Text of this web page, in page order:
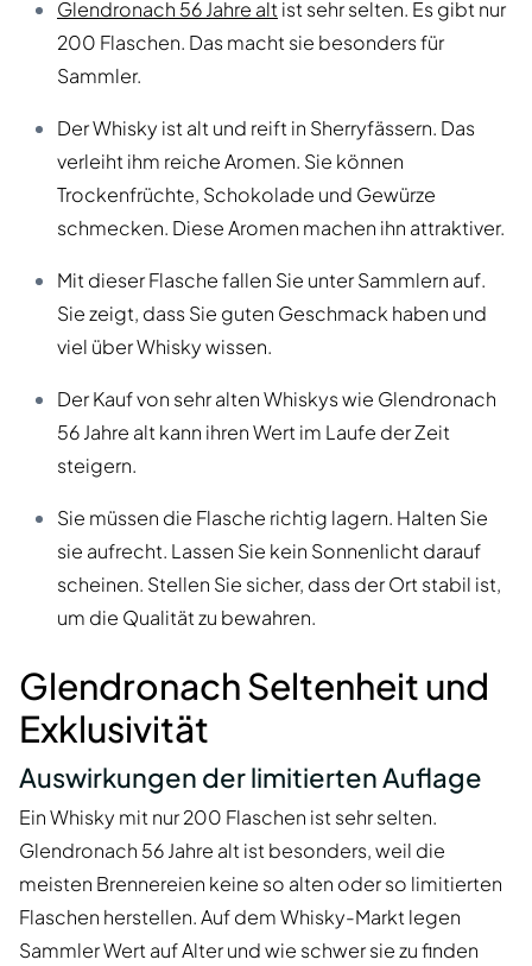
Glendronach 56 Jahre altist sehr selten. Es gibt nur
200 Flaschen. Das macht sie besonders für
Sammler.
Der Whisky ist alt und reift in Sherryfässern. Das
verleiht ihm reiche Aromen. Sie können
Trockenfrüchte, Schokolade und Gewürze
schmecken. Diese Aromen machen ihn attraktiver.
Mit dieser Flasche fallen Sie unter Sammlern auf.
Sie zeigt, dass Sie guten Geschmack haben und
viel über Whisky wissen.
Der Kauf von sehr alten Whiskys wie Glendronach
56 Jahre alt kann ihren Wert im Laufe der Zeit
steigern.
Sie müssen die Flasche richtig lagern. Halten Sie
sie aufrecht. Lassen Sie kein Sonnenlicht darauf
scheinen. Stellen Sie sicher, dass der Ort stabil ist,
um die Qualität zu bewahren.
Glendronach Seltenheit und
Exklusivität
Auswirkungen der limitierten Auflage
Ein Whisky mit nur 200 Flaschen ist sehr selten.
Glendronach 56 Jahre alt ist besonders, weil die
meisten Brennereien keine so alten oder so limitierten
Flaschen herstellen. Auf dem Whisky-Markt legen
Sammler Wert auf Alter und wie schwer sie zu finden